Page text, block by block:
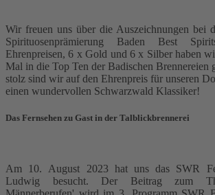
Wir freuen uns über die Auszeichnungen bei
Spirituosenprämierung Baden Best
Ehrenpreisen, 6 x Gold und 6 x Silber haben
Mal in die Top Ten der Badischen Brennereien
stolz sind wir auf den Ehrenpreis für unseren
einen wundervollen Schwarzwald Klassiker!
Das Fernsehen zu Gast in der Talblickbrennerei
Am 10. August 2023 hat uns das SWR
Ludwig besucht. Der Beitrag zum